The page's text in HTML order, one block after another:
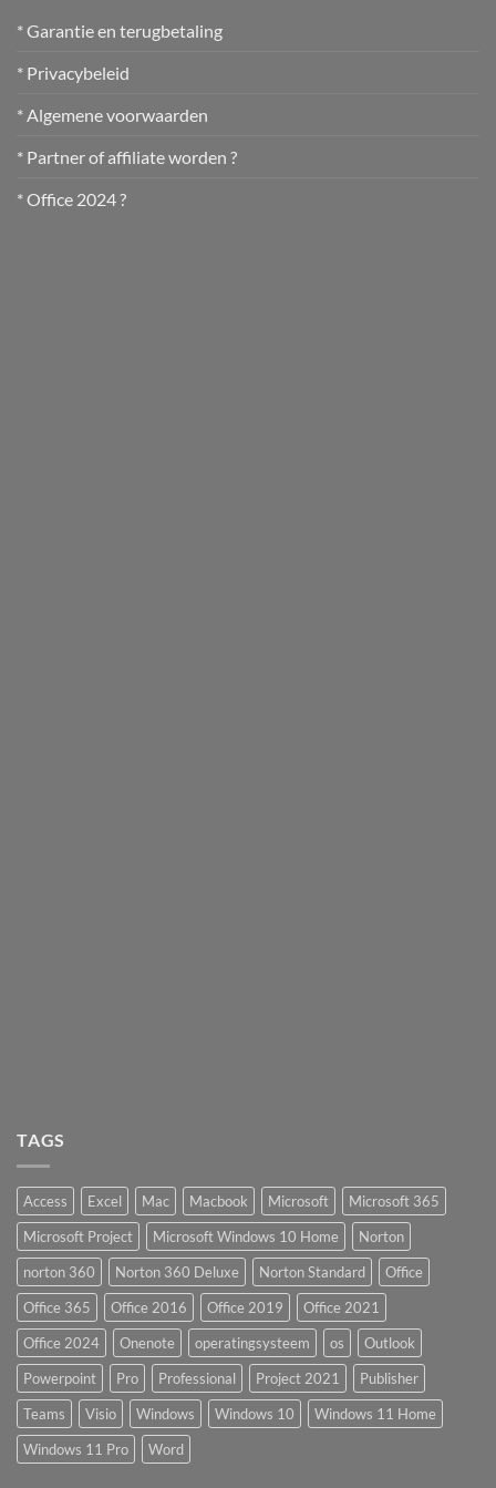
* Garantie en terugbetaling
* Privacybeleid
* Algemene voorwaarden
* Partner of affiliate worden ?
* Office 2024 ?
TAGS
Access Excel Mac Macbook Microsoft
Microsoft 365
Microsoft Project
Microsoft Windows 10 Home
Norton
norton 360
Norton 360 Deluxe Norton Standard
Office
Office 365
Office 2016 Office 2019
Office 2021
Office 2024
Onenote operatingsysteem os
Outlook
Powerpoint
Pro Professional Project 2021
Publisher
Teams
Visio Windows Windows 10
Windows 11 Home
Windows 11 Pro
Word